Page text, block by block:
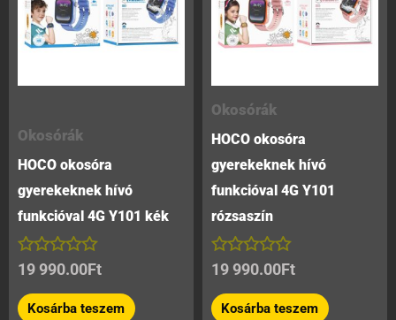
Okosórák
HOCO okosóra
gyerekeknek hívó
funkcióval 4G Y101 kék
Értékelés:
/
5
19 990.00Ft
Kosárba teszem
Okosórák
HOCO okosóra
gyerekeknek hívó
funkcióval 4G Y101
rózsaszín
Értékelés:
/
5
19 990.00Ft
Kosárba teszem